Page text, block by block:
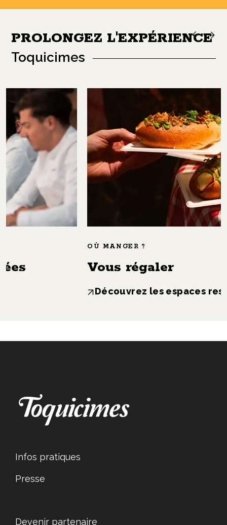
Toquicimes
PROLONGEZ L'EXPÉRIENCE
Vous régaler
Découvrez les espaces restauration
Infos pratiques
Presse
Devenir partenaire